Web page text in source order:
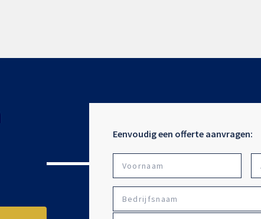
Eenvoudig een offerte aanvragen:
Naam
Bedrijfsnaam